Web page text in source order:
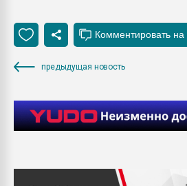
предыдущая новость